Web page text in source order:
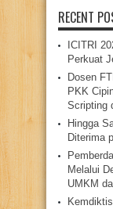
RECENT
ICITRI
Perkuat
Dosen
PKK
Scripting
Hingga
Diterima
Melalui
UMKM